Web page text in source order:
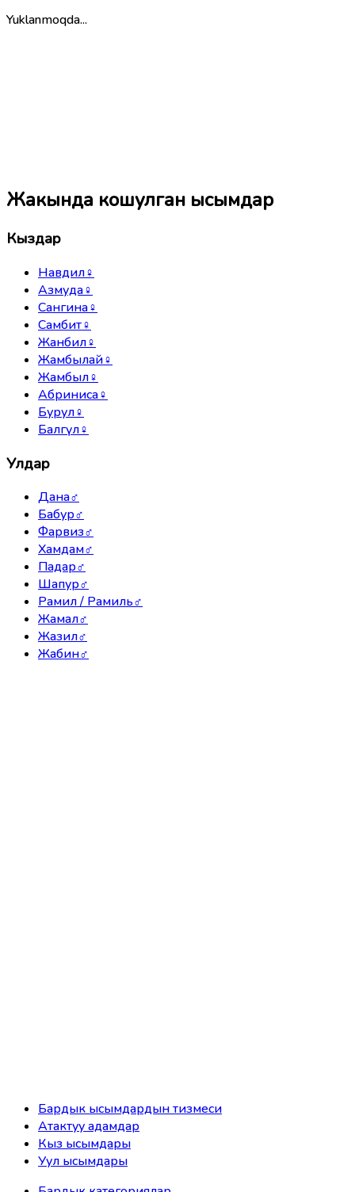
Yuklanmoqda...
Жакында кошулган ысымдар
Кыздар
Навдил♀
Азмуда♀
Сангина♀
Самбит♀
Жанбил♀
Жамбылай♀
Жамбыл♀
Абриниса♀
Бурул♀
Балгүл♀
Улдар
Дана♂
Бабур♂
Фарвиз♂
Хамдам♂
Падар♂
Шапур♂
Рамил / Рамиль♂
Жамал♂
Жазил♂
Жабин♂
Бардык ысымдардын тизмеси
Атактуу адамдар
Кыз ысымдары
Уул ысымдары